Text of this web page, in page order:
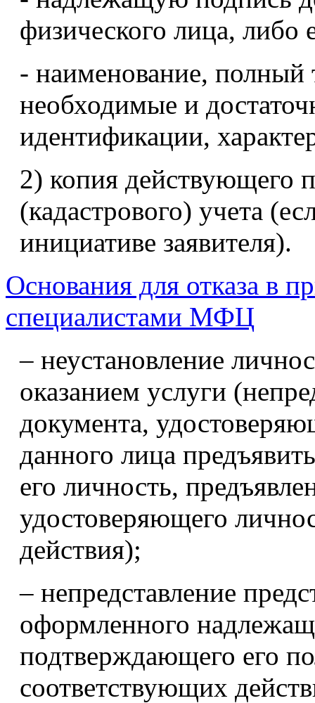
физического лица, либо
- наименование, полный
необходимые и
идентификации,
2) копия действующего
(кадастрового) учета
инициативе заявителя).
Основания для отказа в
специалистами МФЦ
– неустановление
оказанием услуги
документа,
данного лица
его личность,
удостоверяющего
действия);
– непредставление
оформленного
подтверждающего его
соответствующих